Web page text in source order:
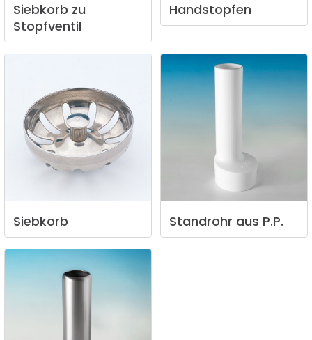
Siebkorb zu
Stopfventil
Handstopfen
Siebkorb Standrohr aus P.P.